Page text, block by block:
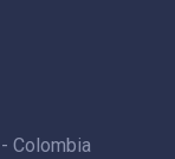
Colombia